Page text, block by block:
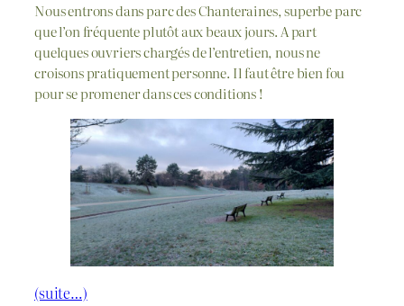
Nous entrons dans parc des Chanteraines, superbe parc
que l’on fréquente plutôt aux beaux jours. A part
quelques ouvriers chargés de l’entretien, nous ne
croisons pratiquement personne. Il faut être bien fou
pour se promener dans ces conditions !
(suite…)